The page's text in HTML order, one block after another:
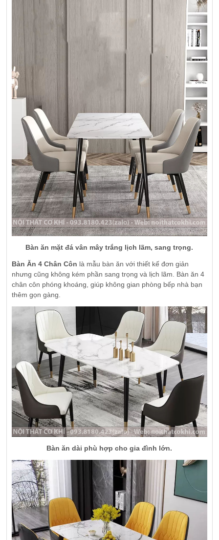
Bàn ăn mặt đá vân mây trắng lịch lãm, sang trọng.
Bàn Ăn 4 Chân Côn là mẫu bàn ăn với thiết kế đơn giản
nhưng cũng không kém phần sang trọng và lịch lãm. Bàn ăn 4
chân côn phóng khoáng, giúp không gian phòng bếp nhà bạn
thêm gọn gàng.
Bàn ăn dài phù hợp cho gia đình lớn.